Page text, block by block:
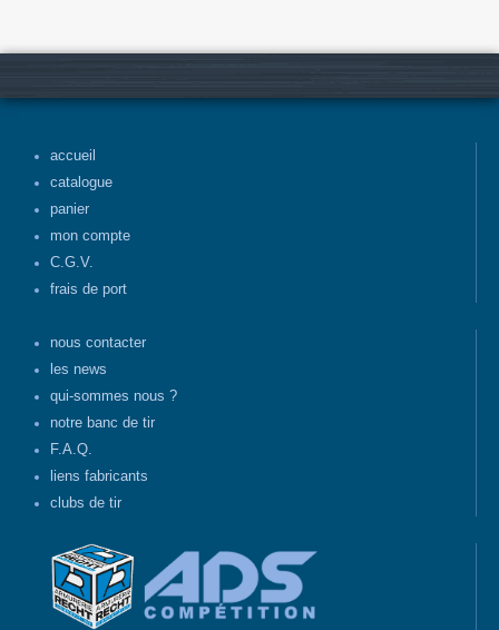
accueil
catalogue
panier
mon compte
C.G.V.
frais de port
nous contacter
les news
qui-sommes nous ?
notre banc de tir
F.A.Q.
liens fabricants
clubs de tir